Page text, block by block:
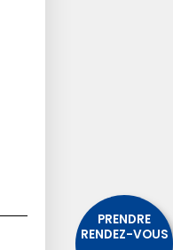
PRENDRE
RENDEZ-VOUS